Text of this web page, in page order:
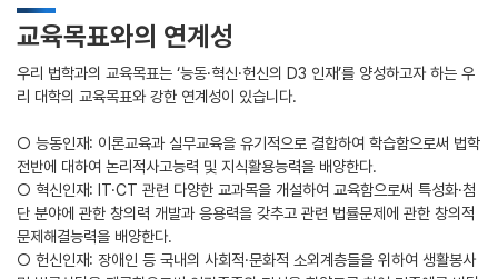
교육목표와의 연계성
우리 법학과의 교육목표는 ‘능동·혁신·헌신의 D3 인재’를 양성하고자 하는 우
리 대학의 교육목표와 강한 연계성이 있습니다.
○ 능동인재: 이론교육과 실무교육을 유기적으로 결합하여 학습함으로써 법학
전반에 대하여 논리적사고능력 및 지식활용능력을 배양한다.
○ 혁신인재: IT·CT 관련 다양한 교과목을 개설하여 교육함으로써 특성화·첨
단 분야에 관한 창의력 개발과 응용력을 갖추고 관련 법률문제에 관한 창의적
문제해결능력을 배양한다.
○ 헌신인재: 장애인 등 국내의 사회적·문화적 소외계층들을 위하여 생활봉사